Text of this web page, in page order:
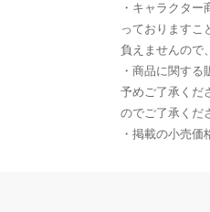
・キャラクタ
っておりますこ
負えませんので
・商品に関す
予めご了承くだ
のでご了承くだ
・掲載の小売価